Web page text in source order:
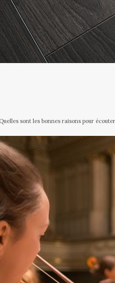
sont les bonnes raisons pour